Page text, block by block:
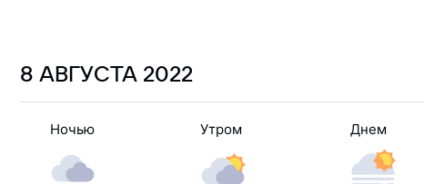
8 АВГУСТА 2022
Ночью Утром Днем